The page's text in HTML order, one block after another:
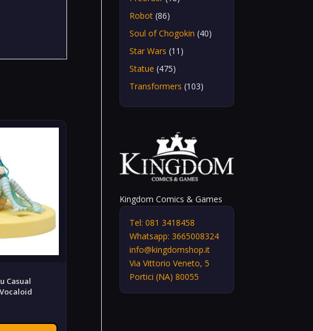
Casual
Robot (86)
Soul of Chogokin (40)
Star Wars (11)
Statue (475)
Transformers (103)
Kingdom Comics & Games
Tel: 081 3418458
Whatsapp: 3665008324
info@kingdomshop.it
Via Vittorio Veneto, 5
Portici (NA) 80055